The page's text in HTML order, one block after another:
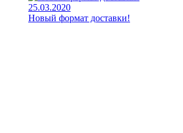
25.03.2020
Новый формат доставки!